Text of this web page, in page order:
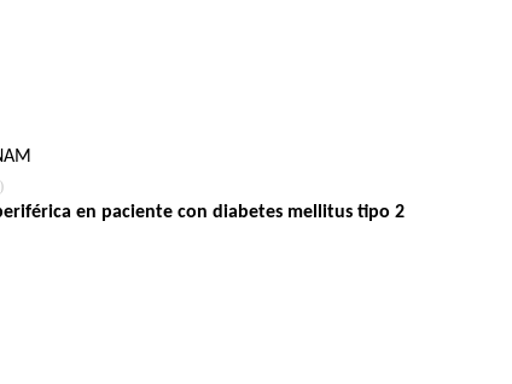
en paciente con diabetes mellitus tipo 2